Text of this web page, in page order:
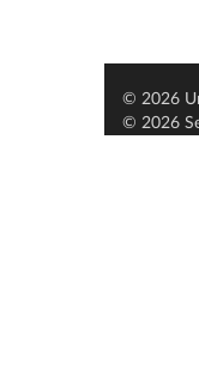
© 2026
© 2026